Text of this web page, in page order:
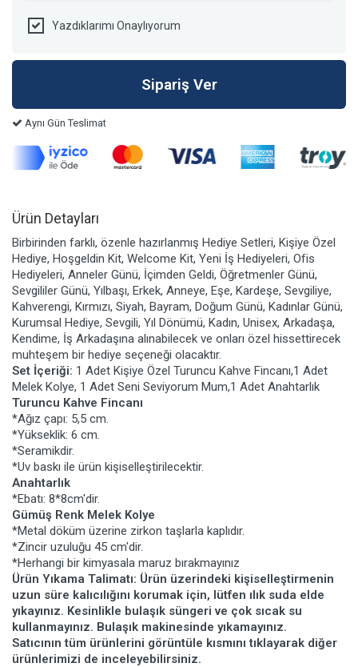
Yazdıklarımı Onaylıyorum
Aynı Gün Teslimat
Ürün Detayları
Birbirinden farklı, özenle hazırlanmış Hediye Setleri, Kişiye Özel
Hediye, Hoşgeldin Kit, Welcome Kit, Yeni İş Hediyeleri, Ofis
Hediyeleri, Anneler Günü, İçimden Geldi, Öğretmenler Günü,
Sevgililer Günü, Yılbaşı, Erkek, Anneye, Eşe, Kardeşe, Sevgiliye,
Kahverengi, Kırmızı, Siyah, Bayram, Doğum Günü, Kadınlar Günü,
Kurumsal Hediye, Sevgili, Yıl Dönümü, Kadın, Unisex, Arkadaşa,
Kendime, İş Arkadaşına alınabilecek ve onları özel hissettirecek
muhteşem bir hediye seçeneği olacaktır.
Set İçeriği: 1 Adet Kişiye Özel Turuncu Kahve Fincanı,1 Adet
Melek Kolye, 1 Adet Seni Seviyorum Mum,1 Adet Anahtarlık
Turuncu Kahve Fincanı
*Ağız çapı: 5,5 cm.
*Yükseklik: 6 cm.
*Seramikdir.
*Uv baskı ile ürün kişiselleştirilecektir.
Anahtarlık
*Ebatı: 8*8cm'dir.
Gümüş Renk Melek Kolye
*Metal döküm üzerine zirkon taşlarla kaplıdır.
*Zincir uzuluğu 45 cm'dir.
*Herhangi bir kimyasala maruz bırakmayınız
Ürün Yıkama Talimatı: Ürün üzerindeki kişiselleştirmenin
uzun süre kalıcılığını korumak için, lütfen ılık suda elde
yıkayınız. Kesinlikle bulaşık süngeri ve çok sıcak su
kullanmayınız. Bulaşık makinesinde yıkamayınız.
Satıcının tüm ürünlerini görüntüle kısmını tıklayarak diğer
ürünlerimizi de inceleyebilirsiniz.